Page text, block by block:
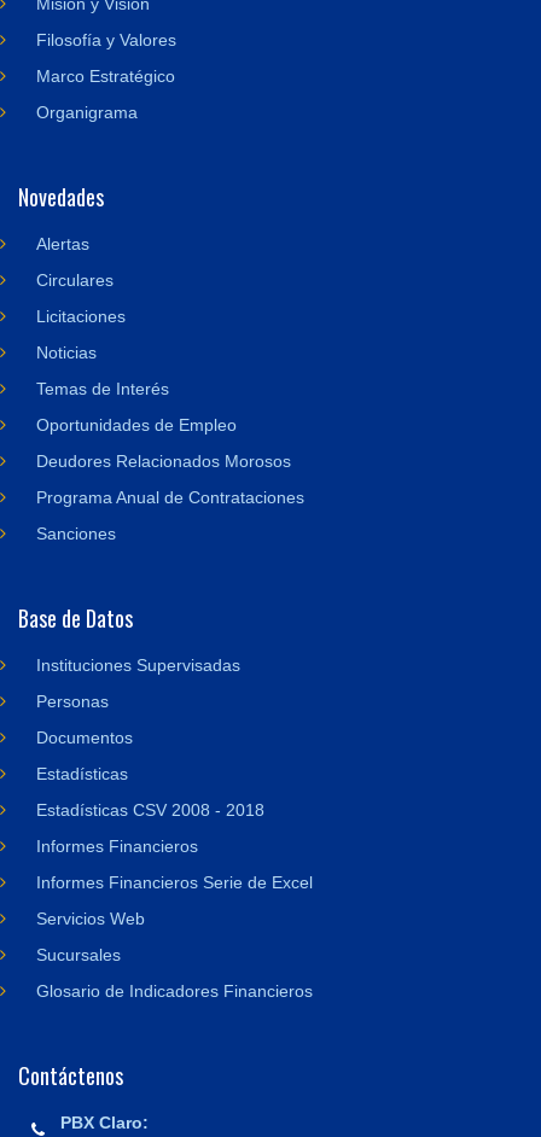
Filosofía y Valores
Marco Estratégico
Organigrama
Novedades
Alertas
Circulares
Licitaciones
Noticias
Temas de Interés
Oportunidades de Empleo
Deudores Relacionados Morosos
Programa Anual de Contrataciones
Sanciones
Base de Datos
Instituciones Supervisadas
Personas
Documentos
Estadísticas
Estadísticas CSV 2008 - 2018
Informes Financieros
Informes Financieros Serie de Excel
Servicios Web
Sucursales
Glosario de Indicadores Financieros
Contáctenos
PBX Claro: